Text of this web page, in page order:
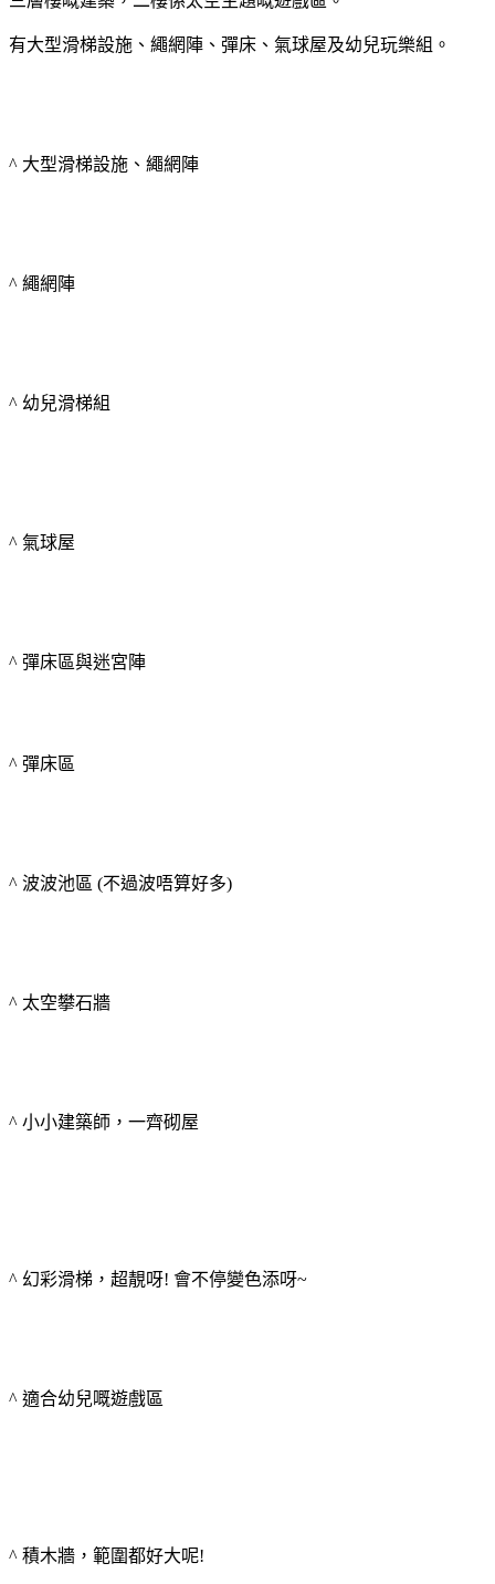
有大型滑梯設施、繩網陣、彈床、氣球屋及幼兒玩樂組。
^ 大型滑梯設施、繩網陣
^ 繩網陣
^ 幼兒滑梯組
^ 氣球屋
^ 彈床區與迷宮陣
^ 彈床區
^ 波波池區 (不過波唔算好多)
^ 太空攀石牆
^ 小小建築師，一齊砌屋
^ 幻彩滑梯，超靚呀! 會不停變色添呀~
^ 適合幼兒嘅遊戲區
^ 積木牆，範圍都好大呢!